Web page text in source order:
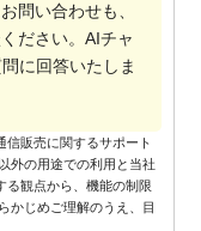
問い合わせも、
ださい。AIチャ
に回答いたしま
信販売に関するサポート
外の用途での利用と当社
る観点から、機能の制限
かじめご理解のうえ、目